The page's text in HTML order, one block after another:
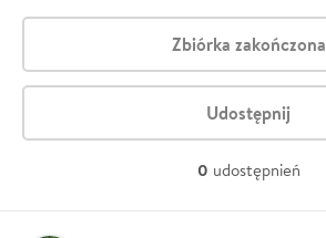
Zbiórka zakończona
Udostępnij
0 udostępnień